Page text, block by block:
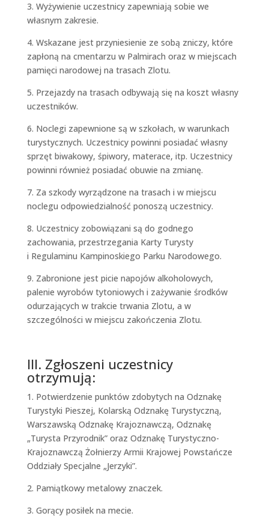
3. Wyżywienie uczestnicy zapewniają sobie we
własnym zakresie.
4. Wskazane jest przyniesienie ze sobą zniczy, które
zapłoną na cmentarzu w Palmirach oraz w miejscach
pamięci narodowej na trasach Zlotu.
5. Przejazdy na trasach odbywają się na koszt własny
uczestników.
6. Noclegi zapewnione są w szkołach, w warunkach
turystycznych. Uczestnicy powinni posiadać własny
sprzęt biwakowy, śpiwory, materace, itp. Uczestnicy
powinni również posiadać obuwie na zmianę.
7. Za szkody wyrządzone na trasach i w miejscu
noclegu odpowiedzialność ponoszą uczestnicy.
8. Uczestnicy zobowiązani są do godnego
zachowania, przestrzegania Karty Turysty
i Regulaminu Kampinoskiego Parku Narodowego.
9. Zabronione jest picie napojów alkoholowych,
palenie wyrobów tytoniowych i zażywanie środków
odurzających w trakcie trwania Zlotu, a w
szczególności w miejscu zakończenia Zlotu.
III. Zgłoszeni uczestnicy
otrzymują:
1. Potwierdzenie punktów zdobytych na Odznakę
Turystyki Pieszej, Kolarską Odznakę Turystyczną,
Warszawską Odznakę Krajoznawczą, Odznakę
„Turysta Przyrodnik” oraz Odznakę Turystyczno-
Krajoznawczą Żołnierzy Armii Krajowej Powstańcze
Oddziały Specjalne „Jerzyki”.
2. Pamiątkowy metalowy znaczek.
3. Gorący posiłek na mecie.